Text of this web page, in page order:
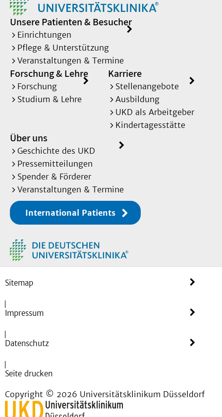
Unsere Patienten & Besucher
Einrichtungen
Pflege & Unterstützung
Veranstaltungen & Termine
Forschung & Lehre
Forschung
Studium & Lehre
Karriere
Stellenangebote
Ausbildung
UKD als Arbeitgeber
Kindertagesstätte
Über uns
Geschichte des UKD
Pressemitteilungen
Spender & Förderer
Veranstaltungen & Termine
International Patients
Sitemap
Impressum
Datenschutz
Seite drucken
Copyright © 2026 Universitätsklinikum Düsseldorf